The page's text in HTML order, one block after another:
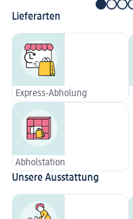
Lieferarten
Express-Abholung
Abholstation
Unsere Ausstattung